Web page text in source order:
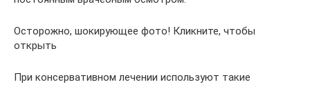
Осторожно, шокирующее фото! Кликните, чтобы
открыть
При консервативном лечении используют такие